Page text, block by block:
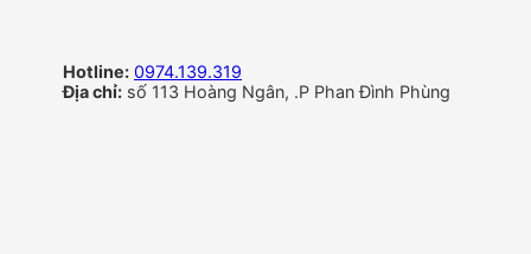
Hotline: 0974.139.319
Địa chỉ: số 113 Hoàng Ngân, .P Phan Đình Phùng